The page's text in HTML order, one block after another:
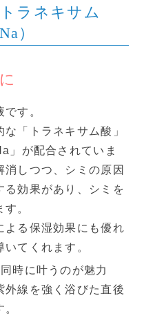
ラネキサム
）
す。
「トラネキサム酸」
」が配合されていま
しつつ、シミの原因
る効果があり、シミを
。
る保湿効果にも優れ
てくれます。
時に叶うのが魅力
外線を強く浴びた直後